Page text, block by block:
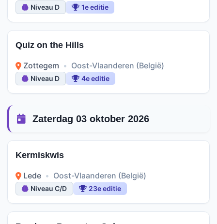
Niveau D 1e editie
Quiz on the Hills
Zottegem • Oost-Vlaanderen (België)
Niveau D 4e editie
Zaterdag 03 oktober 2026
Kermiskwis
Lede • Oost-Vlaanderen (België)
Niveau C/D 23e editie